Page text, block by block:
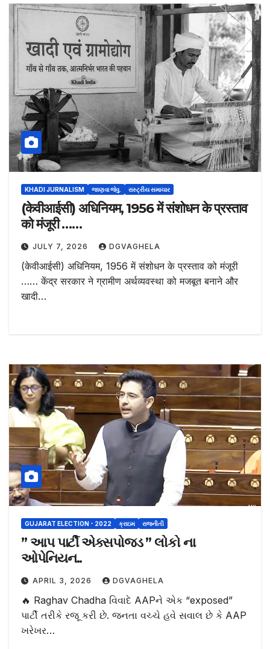
KHADI JURNALISM જાણવા જેવુ. રાસ્ટ્રીય સમાચાર
(केवीआईसी) अधिनियम, 1956 में संशोधन के प्रस्ताव
को मंजूरी ……
JULY 7, 2026 DGVAGHELA
(केवीआईसी) अधिनियम, 1956 में संशोधन के प्रस्ताव को मंजूरी
…… केंद्र सरकार ने ग्रामीण अर्थव्यवस्था को मजबूत बनाने और
खादी…
GUJARAT ELECTION - 2022 ક્રાઇમ રાજનીતી
” આપ પાર્ટી એક્સપોજડ ” લોકો ના
ઓપેનિયન..
APRIL 3, 2026 DGVAGHELA
🔥 Raghav Chadha વિવાદે AAPને એક “exposed”
પાર્ટી તરીકે રજૂ કરી છે. જનતા વચ્ચે હવે સવાલ છે કે AAP
ખરેખર…